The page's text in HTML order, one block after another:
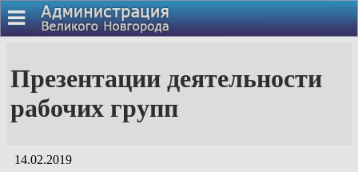
Презентации деятельности
рабочих групп
14.02.2019